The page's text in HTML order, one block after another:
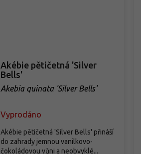
Akébie pětičetná 'Silver
Bells'
Akebia quinata 'Silver Bells'
Vyprodáno
Akébie pětičetná 'Silver Bells' přináší
do zahrady jemnou vanilkovo-
čokoládovou vůni a neobvyklé...